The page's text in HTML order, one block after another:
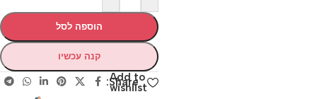
הוספה לסל
קנה עכשיו
Add to
wishlist
Share: